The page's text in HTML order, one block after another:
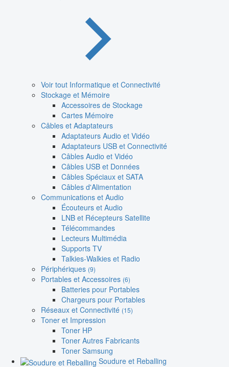
Voir tout Informatique et Connectivité
Stockage et Mémoire
Accessoires de Stockage
Cartes Mémoire
Câbles et Adaptateurs
Adaptateurs Audio et Vidéo
Adaptateurs USB et Connectivité
Câbles Audio et Vidéo
Câbles USB et Données
Câbles Spéciaux et SATA
Câbles d'Alimentation
Communications et Audio
Écouteurs et Audio
LNB et Récepteurs Satellite
Télécommandes
Lecteurs Multimédia
Supports TV
Talkies-Walkies et Radio
Périphériques (9)
Portables et Accessoires (6)
Batteries pour Portables
Chargeurs pour Portables
Réseaux et Connectivité (15)
Toner et Impression
Toner HP
Toner Autres Fabricants
Toner Samsung
Soudure et Reballing